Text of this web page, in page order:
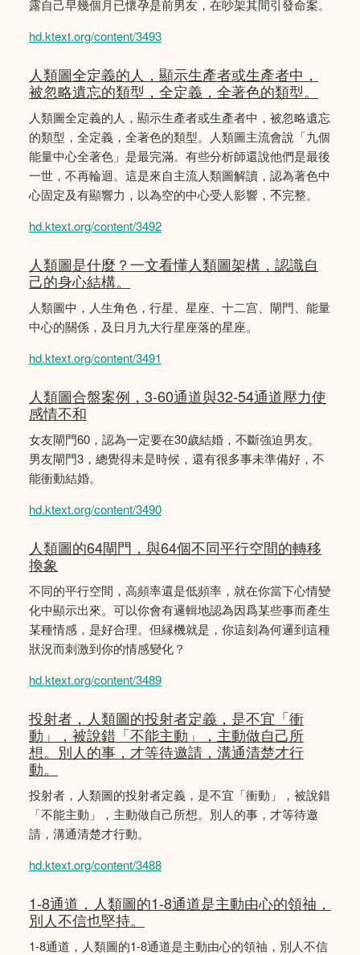
露自己早幾個月已懷孕是前男友，在吵架其間引發命案。
hd.ktext.org/content/3493
人類圖全定義的人，顯示生產者或生產者中，
被忽略遺忘的類型，全定義，全著色的類型。
人類圖全定義的人，顯示生產者或生產者中，被忽略遺忘
的類型，全定義，全著色的類型。人類圖主流會說「九個
能量中心全著色」是最完滿。有些分析師還說他們是最後
一世，不再輪迴。這是來自主流人類圖解讀，認為著色中
心固定及有顯響力，以為空的中心受人影響，𣎴完整。
hd.ktext.org/content/3492
人類圖是什麼？一文看懂人類圖架構，認識自
己的身心結構。
人類圖中，人生角色，行星、星座、十二宫、閘門、能量
中心的關係，及日月九大行星座落的星座。
hd.ktext.org/content/3491
人類圖合盤案例，3-60通道與32-54通道壓力使
感情不和
女友閘門60，認為一定要在30歲結婚，不斷強迫男友。
男友閘門3，總覺得未是時候，還有很多事未準備好，不
能衝動結婚。
hd.ktext.org/content/3490
人類圖的64閘門，與64個不同平行空間的轉移
換象
不同的平行空間，高頻率還是低頻率，就在你當下心情變
化中顯示出來。可以你會有邏輯地認為因爲某些事而產生
某種情感，是好合理。但縁機就是，你這刻為何邏到這種
狀況而刺激到你的情感變化？
hd.ktext.org/content/3489
投射者，人類圖的投射者定義，是不宜「衝
動」，被說錯「不能主動」，主動做自己所
想。別人的事，才等待邀請，溝通清楚才行
動。
投射者，人類圖的投射者定義，是不宜「衝動」，被說錯
「不能主動」，主動做自己所想。別人的事，才等待邀
請，溝通清楚才行動。
hd.ktext.org/content/3488
1-8通道，人類圖的1-8通道是主動由心的領䄂，
別人不信也堅持。
1-8通道，人類圖的1-8通道是主動由心的領䄂，別人不信